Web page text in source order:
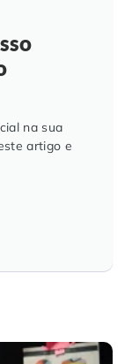
na sua
artigo e